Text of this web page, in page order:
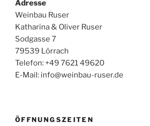
Adresse
Weinbau Ruser
Katharina & Oliver Ruser
Sodgasse 7
79539 Lörrach
Telefon: +49 7621 49620
E-Mail: info@weinbau-ruser.de
ÖFFNUNGSZEITEN